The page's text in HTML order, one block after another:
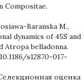
Compositae.
Baranska M.,
dynamics of 45S and
Atropa belladonna.
s12870-017-
оценка